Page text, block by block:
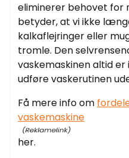
eliminerer behovet for
betyder, at vi ikke
kalkaflejringer eller
tromle. Den
vaskemaskinen altid
udføre vaskerutinen
Få mere info om
vaskemaskine
her.